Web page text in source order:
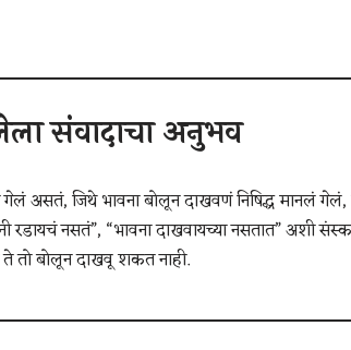
संवादाचा अनुभव
असतं, जिथे भावना बोलून दाखवणं निषिद्ध मानलं गेलं,
नसतं”, “भावना दाखवायच्या नसतात” अशी
ते तो बोलून दाखवू शकत नाही.